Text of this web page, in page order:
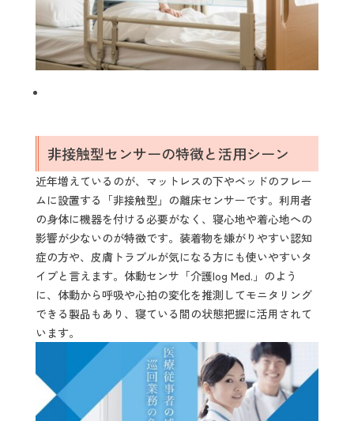
非接触型センサーの特徴と活用シーン
近年増えているのが、マットレスの下やベッドのフレー
ムに設置する「非接触型」の離床センサーです。利用者
の身体に機器を付ける必要がなく、寝心地や着心地への
影響が少ないのが特徴です。装着物を嫌がりやすい認知
症の方や、皮膚トラブルが気になる方にも使いやすいタ
イプと言えます。体動センサ「介護log Med.」のよう
に、体動から呼吸や心拍の変化を推測してモニタリング
できる製品もあり、寝ている間の状態把握に活用されて
います。